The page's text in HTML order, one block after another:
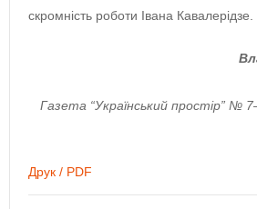
скромність роботи Івана Кавалерідзе.
Газета “Український простір” №
Друк / PDF